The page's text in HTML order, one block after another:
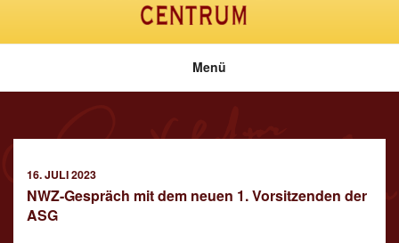
Menü
VERÖFFENTLICHT
AM
16. JULI 2023
NWZ-Gespräch mit dem neuen 1. Vorsitzenden der
ASG